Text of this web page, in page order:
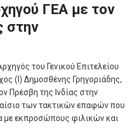
ΓΕΑ με τον
στην
του Γενικού Επιτελείου
(Ι) Δημοσθένης Γρηγοριάδης,
Πρέσβη της Ινδίας στην
των τακτικών επαφών που
με εκπροσώπους φιλικών και